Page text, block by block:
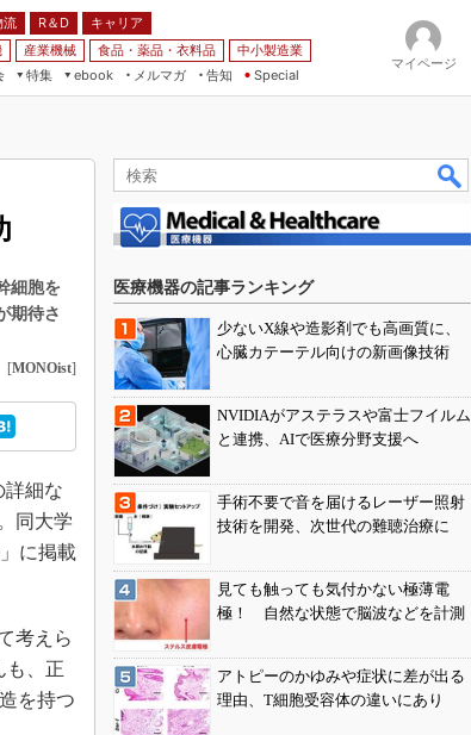
流 R＆D
キャリア
産業機械 食品・薬品・衣料品
中小製造業
特集
ebook
メルマガ
告知 Special
マイページ
細胞を
期待さ
[MONOist]
詳細な
同大学
に掲載
考えら
も、正
を持つ
医療機器の記事ランキング
少ないX線や造影剤でも高画質に、
心臓カテーテル向けの新画像技術
NVIDIAがアステラスや富士フイルム
と連携、AIで医療分野支援へ
手術不要で音を届けるレーザー照射
技術を開発、次世代の難聴治療に
見ても触っても気付かない極薄電
極！ 自然な状態で脳波などを計測
アトピーのかゆみや症状に差が出る
理由、T細胞受容体の違いにあり